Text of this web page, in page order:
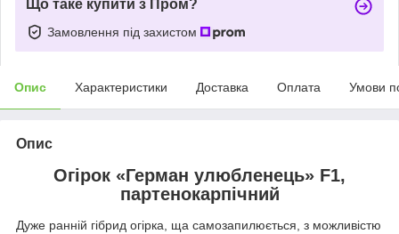
Що таке купити з Пром?
Замовлення під захистом
Опис Характеристики Доставка Оплата Умови
Опис
Огірок «Герман улюбленець» F1,
партенокарпічний
Дуже ранній гібрид огірка, ща самозапилюється, з можливістю